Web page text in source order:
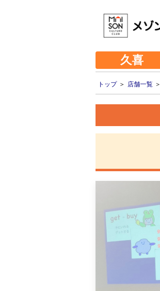
久喜
トップ＞ 店舗一覧 ＞